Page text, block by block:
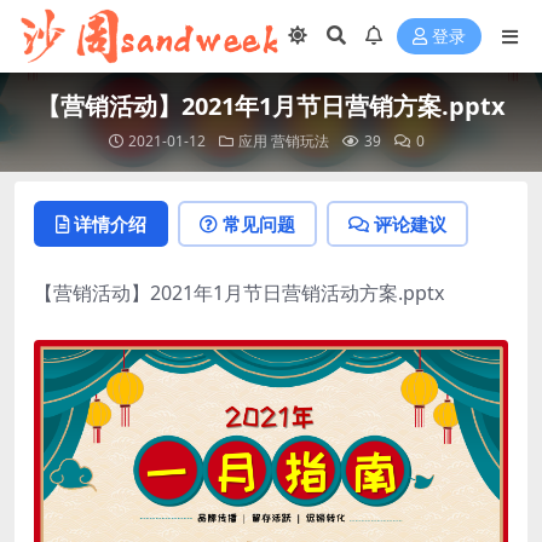
登录
【营销活动】2021年1月节日营销方案.pptx
2021-01-12 应用 营销玩法 39 0
详情介绍 常见问题 评论建议
【营销活动】2021年1月节日营销活动方案.pptx